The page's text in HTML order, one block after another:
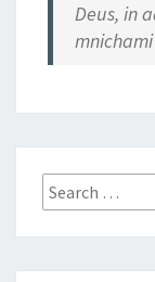
Deus, in
mnichami
Search
for: